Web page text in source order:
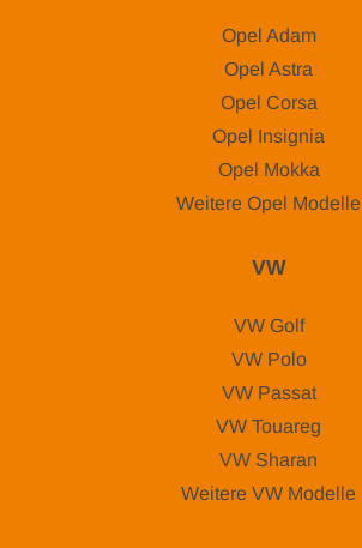
Opel Adam
Opel Astra
Opel Corsa
Opel Insignia
Opel Mokka
Weitere Opel Modelle
VW
VW Golf
VW Polo
VW Passat
VW Touareg
VW Sharan
Weitere VW Modelle